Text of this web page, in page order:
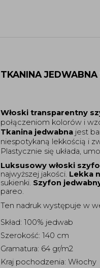
TKANINA
Włoski transparentny
połączeniom kolorów i
Tkanina jedwabna jest
niespotykaną lekkością i
Plastycznie się układa,
Luksusowy włoski
najwyższej jakości. Lekka
sukienki. Szyfon
pareo.
Ten nadruk występuje w
Skład: 100% jedwab
Szerokość: 140 cm
Gramatura: 64 gr/m2
Kraj pochodzenia: Włochy